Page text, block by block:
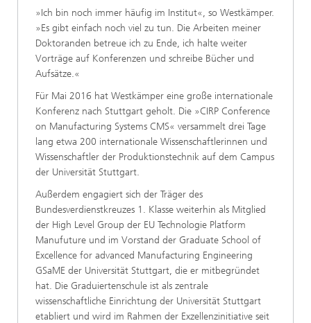
»Ich bin noch immer häufig im Institut«, so Westkämper.
»Es gibt einfach noch viel zu tun. Die Arbeiten meiner
Doktoranden betreue ich zu Ende, ich halte weiter
Vorträge auf Konferenzen und schreibe Bücher und
Aufsätze.«
Für Mai 2016 hat Westkämper eine große internationale
Konferenz nach Stuttgart geholt. Die »CIRP Conference
on Manufacturing Systems CMS« versammelt drei Tage
lang etwa 200 internationale Wissenschaftlerinnen und
Wissenschaftler der Produktionstechnik auf dem Campus
der Universität Stuttgart.
Außerdem engagiert sich der Träger des
Bundesverdienstkreuzes 1. Klasse weiterhin als Mitglied
der High Level Group der EU Technologie Platform
Manufuture und im Vorstand der Graduate School of
Excellence for advanced Manufacturing Engineering
GSaME der Universität Stuttgart, die er mitbegründet
hat. Die Graduiertenschule ist als zentrale
wissenschaftliche Einrichtung der Universität Stuttgart
etabliert und wird im Rahmen der Exzellenzinitiative seit